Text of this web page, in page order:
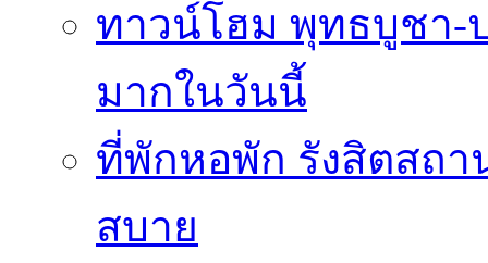
ทาวน์โฮม พุทธบูชา-
มากในวันนี้
ที่พักหอพัก รังสิตสถ
สบาย